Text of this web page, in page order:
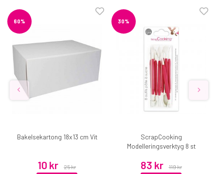
60%
Bakelsekartong 18x13 cm Vit
10 kr 25 kr
30%
ScrapCooking
Modelleringsverktyg 8 st
83 kr 119 kr